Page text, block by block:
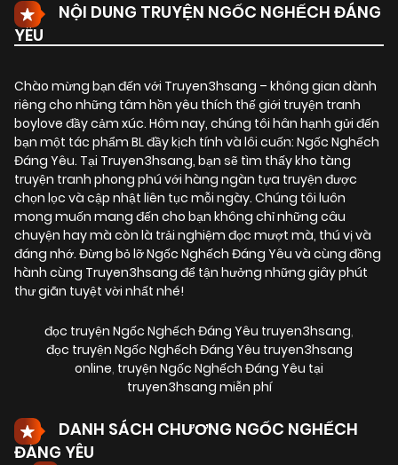
NỘI DUNG TRUYỆN NGỐC NGHẾCH ĐÁNG
YÊU
Chào mừng bạn đến với Truyen3hsang – không gian dành
riêng cho những tâm hồn yêu thích thế giới truyện tranh
boylove đầy cảm xúc. Hôm nay, chúng tôi hân hạnh gửi đến
bạn một tác phẩm BL đầy kịch tính và lôi cuốn: Ngốc Nghếch
Đáng Yêu. Tại Truyen3hsang, bạn sẽ tìm thấy kho tàng
truyện tranh phong phú với hàng ngàn tựa truyện được
chọn lọc và cập nhật liên tục mỗi ngày. Chúng tôi luôn
mong muốn mang đến cho bạn không chỉ những câu
chuyện hay mà còn là trải nghiệm đọc mượt mà, thú vị và
đáng nhớ. Đừng bỏ lỡ Ngốc Nghếch Đáng Yêu và cùng đồng
hành cùng Truyen3hsang để tận hưởng những giây phút
thư giãn tuyệt vời nhất nhé!
đọc truyện Ngốc Nghếch Đáng Yêu truyen3hsang,
đọc truyện Ngốc Nghếch Đáng Yêu truyen3hsang
online, truyện Ngốc Nghếch Đáng Yêu tại
truyen3hsang miễn phí
DANH SÁCH CHƯƠNG NGỐC NGHẾCH
ĐÁNG YÊU